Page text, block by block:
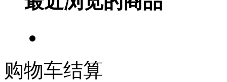
购物车结算